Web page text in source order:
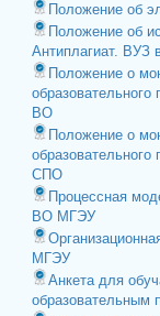
Положение об
Положение об
Антиплагиат.
Положение о
ВО
Положение о
СПО
Процессная
ВО МГЭУ
МГЭУ
Анкета для